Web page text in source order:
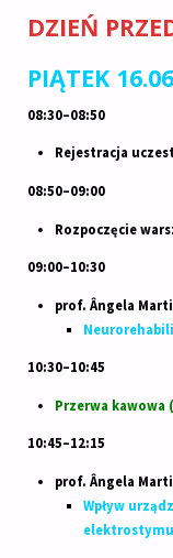
DZIEŃ
PIĄTEK
08:30–08:50
Rejestracja
08:50–09:00
Rozpoczęcie
09:00–10:30
prof. Ângela
10:30–10:45
Przerwa kawowa
10:45–12:15
prof. Ângela
Wpływ